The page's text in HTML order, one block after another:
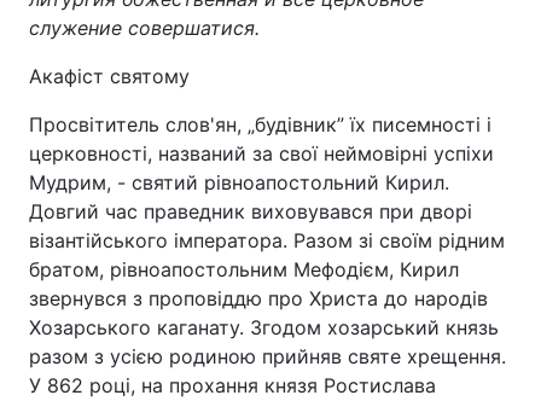
служение совершатися.
Акафіст святому
Просвітитель слов'ян, „будівник” їх писемності і
церковності, названий за свої неймовірні успіхи
Мудрим, - святий рівноапостольний Кирил.
Довгий час праведник виховувався при дворі
візантійського імператора. Разом зі своїм рідним
братом, рівноапостольним Мефодієм, Кирил
звернувся з проповіддю про Христа до народів
Хозарського каганату. Згодом хозарський князь
разом з усією родиною прийняв святе хрещення.
У 862 році, на прохання князя Ростислава